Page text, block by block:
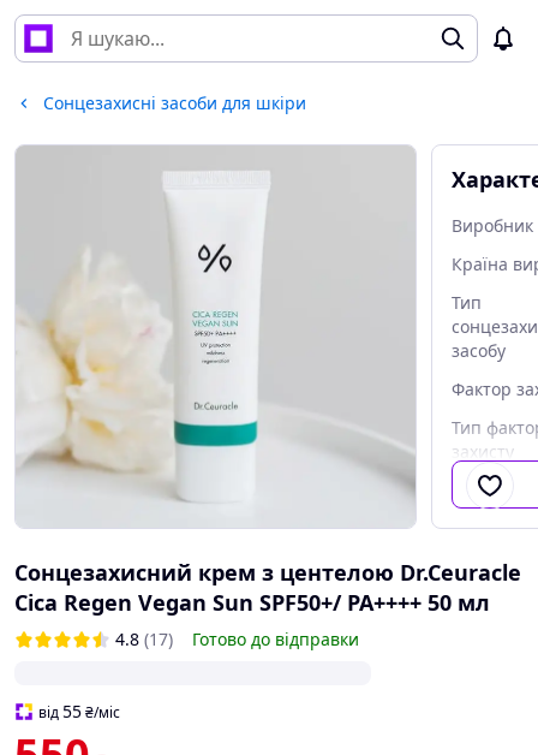
Сонцезахисні засоби для шкіри
Виробник
Країна
Тип
засобу
Фактор
Тип
захисту
Сонцезахисний крем з центелою Dr.Ceuracle
Cica Regen Vegan Sun SPF50+/ PA++++ 50 мл
4.8 (17) Готово до відправки
від55₴/міс